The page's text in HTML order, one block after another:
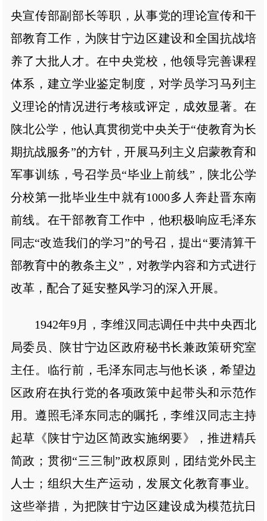
央宣传部副部长等职，从事党的理论宣传和干
部教育工作，为陕甘宁边区建设和全国抗战培
养了大批人才。在中央党校，他领导完善课程
体系，建立学业鉴定制度，对学员学习马列主
义理论的情况进行考核或评定，成效显著。在
陕北公学，他认真贯彻党中央关于“使教育为长
期抗战服务”的方针，开展马列主义启蒙教育和
军事训练，号召学员“毕业上前线”，陕北公学
分校第一批毕业生中就有1000多人奔赴晋东南
前线。在干部教育工作中，他积极响应毛泽东
同志“改造我们的学习”的号召，提出“要清算干
部教育中的教条主义”，对教学内容和方式进行
改革，配合了延安整风学习的深入开展。
1942年9月，李维汉同志调任中共中央西北
局委员、陕甘宁边区政府秘书长兼政策研究室
主任。临行前，毛泽东同志与他长谈，希望边
区政府在执行党的各项政策中起带头和示范作
用。遵照毛泽东同志的嘱托，李维汉同志主持
起草《陕甘宁边区简政实施纲要》，推进精兵
简政；贯彻“三三制”政权原则，团结党外民主
人士；组织大生产运动，发展文化教育事业。
这些举措，为把陕甘宁边区建设成为模范抗日